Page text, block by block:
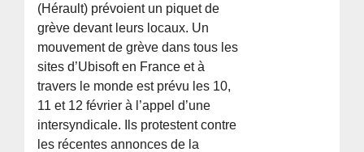
(Hérault) prévoient un piquet de
grève devant leurs locaux. Un
mouvement de grève dans tous les
sites d’Ubisoft en France et à
travers le monde est prévu les 10,
11 et 12 février à l’appel d’une
intersyndicale. Ils protestent contre
les récentes annonces de la